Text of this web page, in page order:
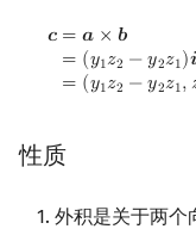
𝒄 = 𝒂 × 𝒃
= (𝑦1𝑧2 −𝑦2𝑧1)𝒊
= (𝑦1𝑧2 −𝑦2𝑧1,
a× b= (y 1z 2−
性质
外积是关于两个